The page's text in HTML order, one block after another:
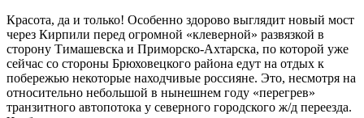
Красота, да и только! Особенно здорово выглядит новый мост
через Кирпили перед огромной «клеверной» развязкой в
сторону Тимашевска и Приморско-Ахтарска, по которой уже
сейчас со стороны Брюховецкого района едут на отдых к
побережью некоторые находчивые россияне. Это, несмотря на
относительно небольшой в нынешнем году «перегрев»
транзитного автопотока у северного городского ж/д переезда.